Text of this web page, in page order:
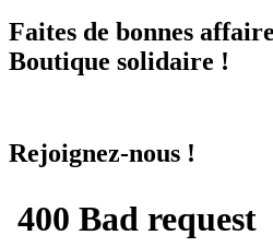
Faites de bonnes
Boutique solidaire !
Rejoignez-nous !